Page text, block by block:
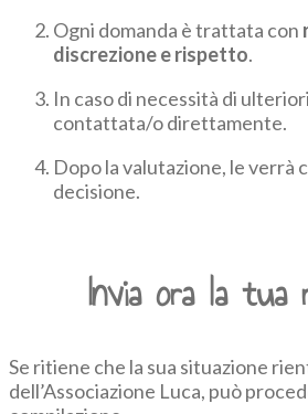
Ogni domanda è trattata con
discrezione e rispetto.
In caso di necessità di
contattata/o direttamente.
Dopo la valutazione, le verrà
decisione.
Invia ora la tua
Se ritiene che la sua situazione
dell’Associazione Luca, può